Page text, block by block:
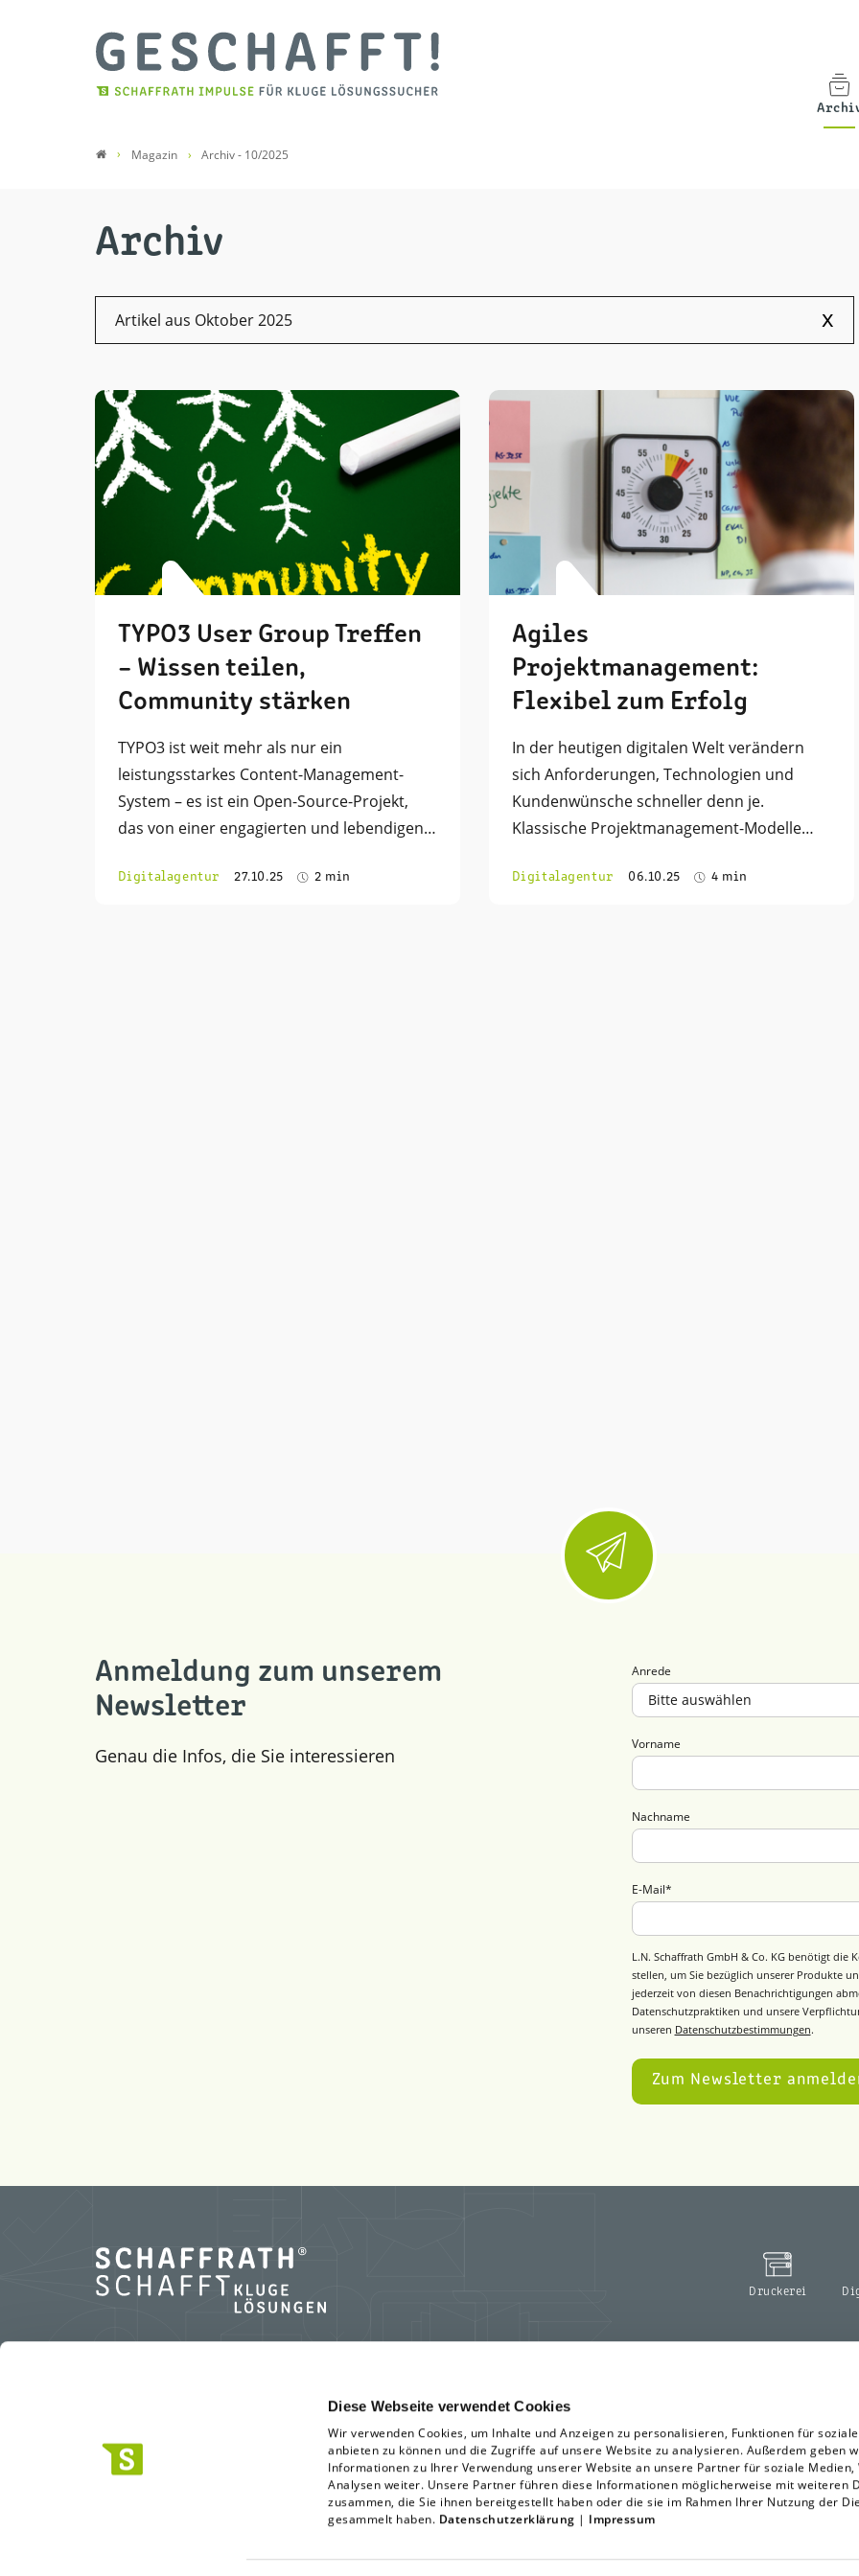
Diese Webseite verwendet Cookies
Wir verwenden Cookies, um Inhalte und Anzeigen zu personalisieren, Funktionen für
anbieten zu können und die Zugriffe auf unsere Website zu analysieren. Außerdem geben
Informationen zu Ihrer Verwendung unserer Website an unsere Partner für soziale Medien,
Analysen weiter. Unsere Partner führen diese Informationen möglicherweise mit weiteren
zusammen, die Sie ihnen bereitgestellt haben oder die sie im Rahmen Ihrer Nutzung der
gesammelt haben. Datenschutzerklärung | Impressum
Magazin Archiv - 10/2025
Archiv
Artikel aus Oktober 2025 x
TYPO3 User Group Treffen
– Wissen teilen,
Community stärken
TYPO3 ist weit mehr als nur ein
leistungsstarkes Content-Management-
System – es ist ein Open-Source-Projekt,
das von einer engagierten und lebendigen…
Digitalagentur 27.10.25 2 min
Agiles
Projektmanagement:
Flexibel zum Erfolg
In der heutigen digitalen Welt verändern
sich Anforderungen, Technologien und
Kundenwünsche schneller denn je.
Klassische Projektmanagement-Modelle…
Digitalagentur 06.10.25 4 min
Anmeldung zum unserem
Newsletter
Genau die Infos, die Sie interessieren
Anrede
Vorname
Nachname
E-Mail*
L.N. Schaffrath GmbH & Co. KG benötigt
stellen, um Sie bezüglich unserer Produkte
jederzeit von diesen Benachrichtigungen
Datenschutzpraktiken und unsere
unseren Datenschutzbestimmungen.
Druckerei
Standort Geldern
Marktweg 42-50